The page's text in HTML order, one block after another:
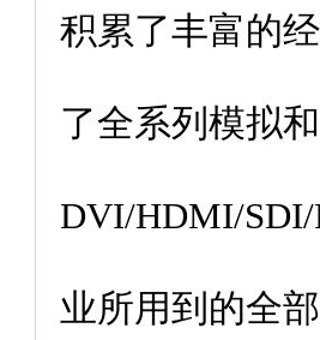
积累了丰富的
了全系列模拟
DVI/HDMI/
业所用到的全